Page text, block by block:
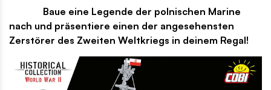
Baue eine Legende der polnischen Marine
nach und präsentiere einen der angesehensten
Zerstörer des Zweiten Weltkriegs in deinem Regal!